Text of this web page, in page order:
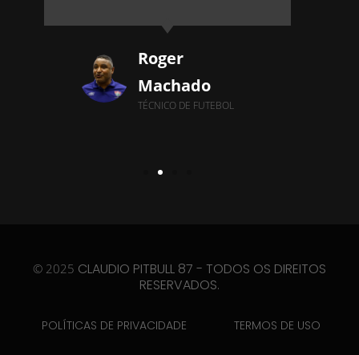
Roger
Machado
TÉCNICO DE FUTEBOL
© 2025 CLAUDIO PITBULL 87 - TODOS OS DIREITOS
RESERVADOS.
POLÍTICAS DE PRIVACIDADE TERMOS DE USO